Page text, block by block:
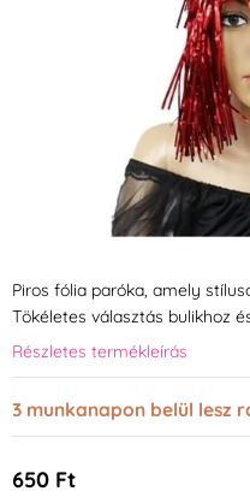
Piros fólia paróka, amely
Tökéletes választás bulikhoz
Részletes termékleírás
3 munkanapon belül lesz
650 Ft